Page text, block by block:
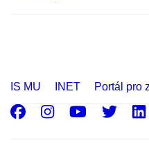
IS MU INET Portál pro
Facebook
Instagram